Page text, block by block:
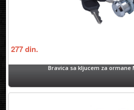
277din.
Bravica sa kljucem za ormane